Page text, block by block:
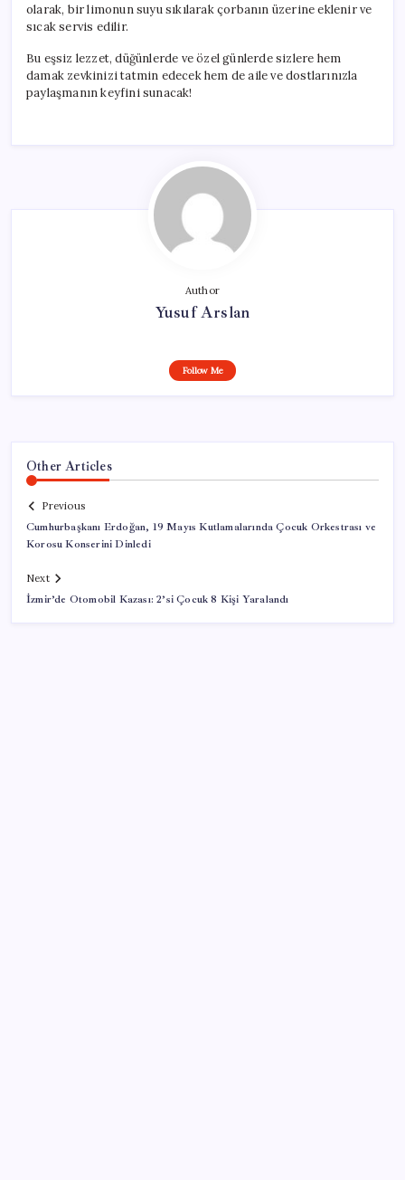
olarak, bir limonun suyu sıkılarak çorbanın üzerine eklenir ve
sıcak servis edilir.
Bu eşsiz lezzet, düğünlerde ve özel günlerde sizlere hem
damak zevkinizi tatmin edecek hem de aile ve dostlarınızla
paylaşmanın keyfini sunacak!
Author
Yusuf Arslan
Follow Me
Other Articles
Previous
Cumhurbaşkanı Erdoğan, 19 Mayıs Kutlamalarında Çocuk Orkestrası ve
Korosu Konserini Dinledi
Next
İzmir’de Otomobil Kazası: 2’si Çocuk 8 Kişi Yaralandı